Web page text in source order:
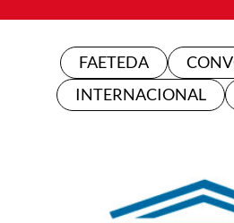
FAETEDA
INTERNACIONAL